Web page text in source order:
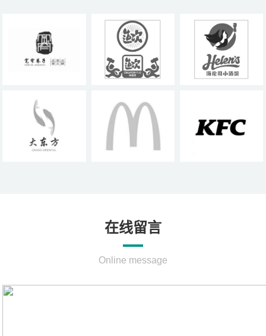
在线留言
Online message